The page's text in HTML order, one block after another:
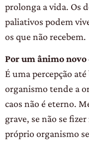
prolonga a vida. Os
paliativos podem
os que não recebem.
Por um ânimo novo
É uma percepção
organismo tende a
caos não é eterno.
grave, se não se
próprio organismo